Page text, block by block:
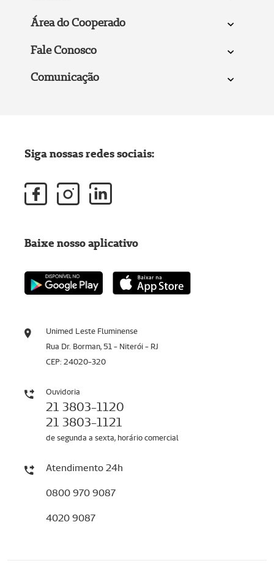
Área do Cooperado
Fale Conosco
Comunicação
Unimed Leste Fluminense
Rua Dr. Borman, 51 - Niterói - RJ
CEP: 24020-320
Ouvidoria
21 3803-1120
21 3803-1121
de segunda a sexta, horário comercial
Atendimento 24h
0800 970 9087
4020 9087
Siga nossas redes sociais:
Baixe nosso aplicativo